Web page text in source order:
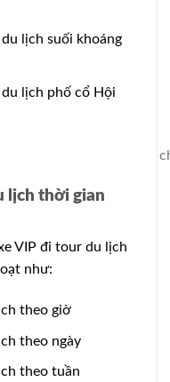
lịch suối khoáng
lịch phố cổ Hội
lịch thời gian
VIP đi tour du lịch
như:
theo giờ
theo ngày
theo tuần